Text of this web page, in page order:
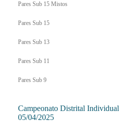
Pares Sub 15 Mistos
Pares Sub 15
Pares Sub 13
Pares Sub 11
Pares Sub 9
Campeonato Distrital Individual
05/04/2025